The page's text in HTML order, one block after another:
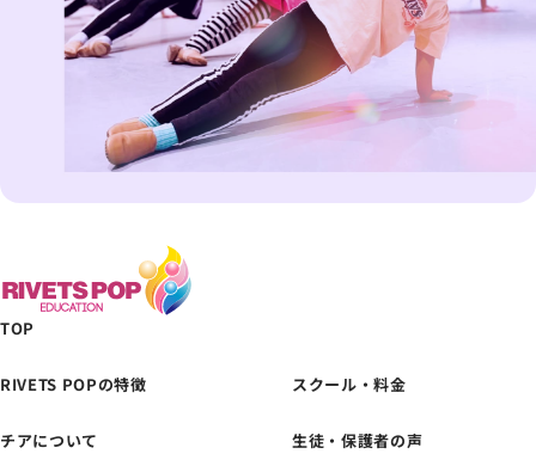
TOP
RIVETS POPの特徴 スクール・料金
チアについて 生徒・保護者の声